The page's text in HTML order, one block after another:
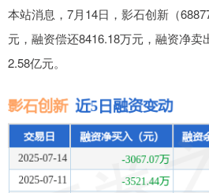
本站消息，7月14日，影石创新（
元，融资偿还8416.18万元，融资净卖
2.58亿元。